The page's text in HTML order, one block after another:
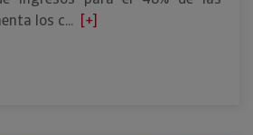
los c... [+]